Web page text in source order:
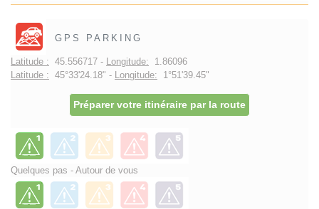
GPS PARKING
Latitude : 45.556717 - Longitude: 1.86096
Latitude : 45°33'24.18" - Longitude: 1°51'39.45"
Préparer votre itinéraire par la route
Quelques pas - Autour de vous